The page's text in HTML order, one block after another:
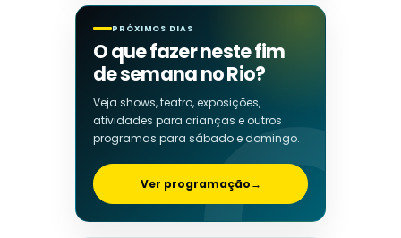
PRÓXIMOS DIAS
O que fazer neste fim
de semana no Rio?
Veja shows, teatro, exposições,
atividades para crianças e outros
programas para sábado e domingo.
Ver programação→